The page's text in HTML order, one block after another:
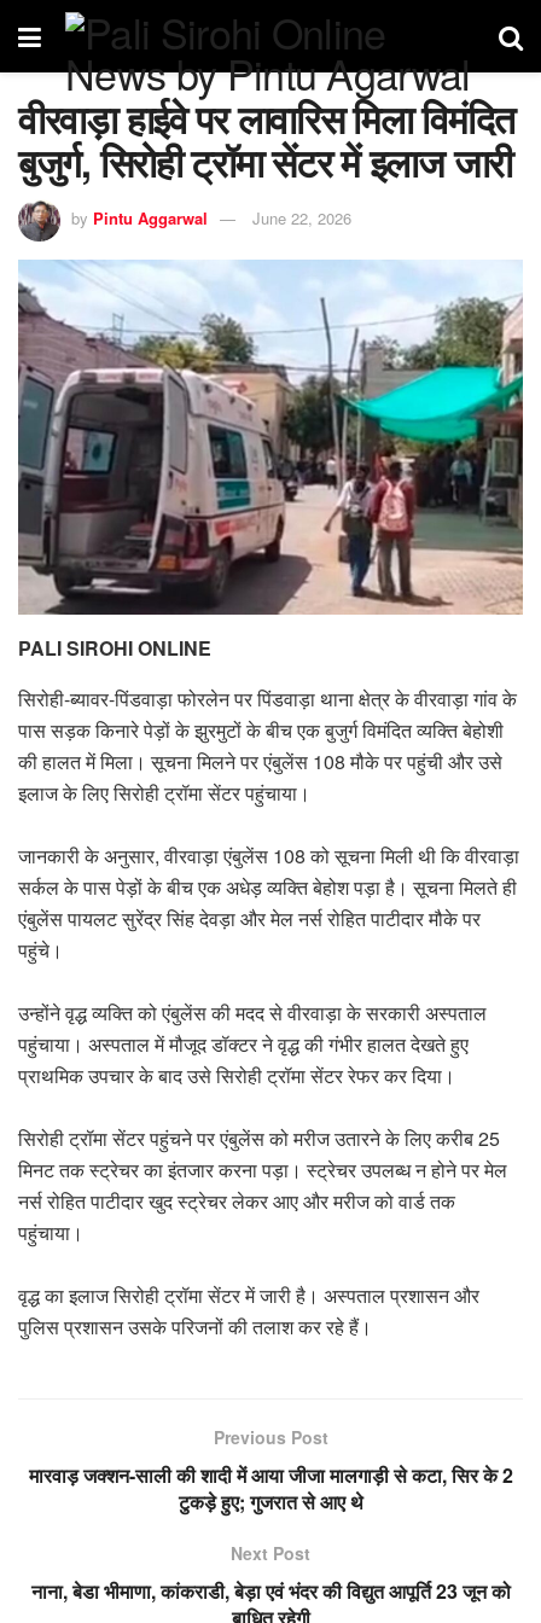
वीरवाड़ा हाईवे पर लावारिस मिला विमंदित
बुजुर्ग, सिरोही ट्रॉमा सेंटर में इलाज जारी
by Pintu Aggarwal June 22, 2026
PALI SIROHI ONLINE
सिरोही-ब्यावर-पिंडवाड़ा फोरलेन पर पिंडवाड़ा थाना क्षेत्र के वीरवाड़ा गांव के
पास सड़क किनारे पेड़ों के झुरमुटों के बीच एक बुजुर्ग विमंदित व्यक्ति बेहोशी
की हालत में मिला। सूचना मिलने पर एंबुलेंस 108 मौके पर पहुंची और उसे
इलाज के लिए सिरोही ट्रॉमा सेंटर पहुंचाया।
जानकारी के अनुसार, वीरवाड़ा एंबुलेंस 108 को सूचना मिली थी कि वीरवाड़ा
सर्कल के पास पेड़ों के बीच एक अधेड़ व्यक्ति बेहोश पड़ा है। सूचना मिलते ही
एंबुलेंस पायलट सुरेंद्र सिंह देवड़ा और मेल नर्स रोहित पाटीदार मौके पर
पहुंचे।
उन्होंने वृद्ध व्यक्ति को एंबुलेंस की मदद से वीरवाड़ा के सरकारी अस्पताल
पहुंचाया। अस्पताल में मौजूद डॉक्टर ने वृद्ध की गंभीर हालत देखते हुए
प्राथमिक उपचार के बाद उसे सिरोही ट्रॉमा सेंटर रेफर कर दिया।
सिरोही ट्रॉमा सेंटर पहुंचने पर एंबुलेंस को मरीज उतारने के लिए करीब 25
मिनट तक स्ट्रेचर का इंतजार करना पड़ा। स्ट्रेचर उपलब्ध न होने पर मेल
नर्स रोहित पाटीदार खुद स्ट्रेचर लेकर आए और मरीज को वार्ड तक
पहुंचाया।
वृद्ध का इलाज सिरोही ट्रॉमा सेंटर में जारी है। अस्पताल प्रशासन और
पुलिस प्रशासन उसके परिजनों की तलाश कर रहे हैं।
Previous Post
मारवाड़ जक्शन-साली की शादी में आया जीजा मालगाड़ी से कटा, सिर के 2
टुकड़े हुए; गुजरात से आए थे
Next Post
नाना, बेडा भीमाणा, कांकराडी, बेड़ा एवं भंदर की विद्युत आपूर्ति 23 जून को